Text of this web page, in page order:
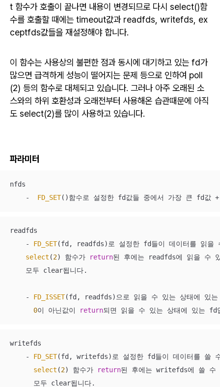
t 함수가 호출이 끝나면 내용이 변경되므로 다시 select()함
수를 호출할 때에는 timeout값과 readfds, writefds, ex
ceptfds값들을 재설정해야 합니다.
이 함수는 사용상의 불편한 점과 동시에 대기하고 있는 fd가
많으면 급격하게 성능이 떨어지는 문제 등으로 인하여 poll
(2) 등의 함수로 대체되고 있습니다. 그러나 아주 오래된 소
스와의 하위 호환성과 오래전부터 사용해온 습관때문에 아직
도 select(2)를 많이 사용하고 있습니 다.
파라미터
nfds
    -
FD_SET()함수로 설정한 fd값들 중에서 가장 큰 fd값
readfds
    -
FD_SET(fd, readfds)로 설정한 fd들이 데이터를 읽을
select (2) 함수가 return된 후에는 readfds에 읽을 수
    모두 clear됩니다.
    -
FD_ISSET(fd, readfds)으로 읽을 수 있는 상태에 있
0이 아닌값이 return되면 읽을 수 있는 상태에 있는 fd
writefds
    -
FD_SET(fd, writefds)로 설정한 fd들이 데이터를 쓸
select (2) 함수가 return된 후에는 writefds에 쓸 수
      모두 clear됩니다.